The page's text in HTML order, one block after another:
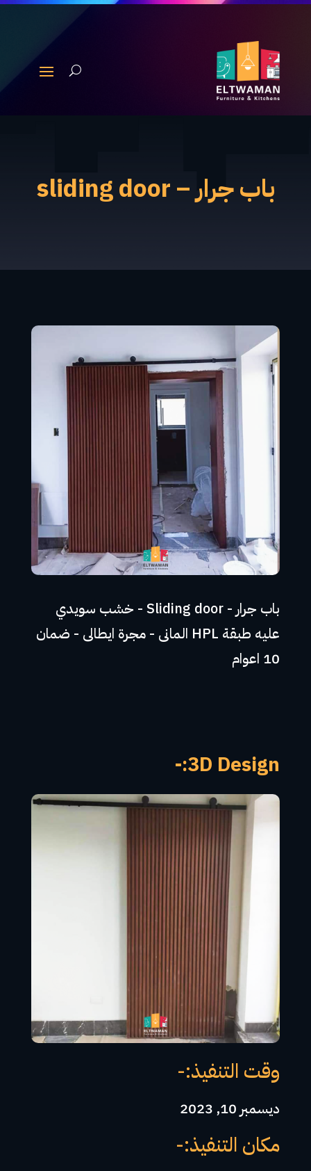
باب جرار – sliding door
باب جرار - Sliding door - خشب سويدي
عليه طبقة HPL المانى - مجرة ايطالى - ضمان
10 اعوام
3D Design:-
وقت التنفيذ:-
ديسمبر 10, 2023
مكان التنفيذ:-